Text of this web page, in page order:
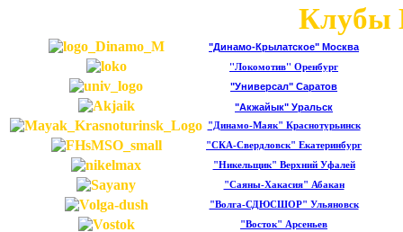
Клубы
"Динамо-Крылатское" Москва
"Локомотив" Оренбург
"Универсал" Саратов
"Акжайык" Уральск
"Динамо-Маяк" Краснотурьинск
"СКА-Свердловск" Екатеринбург
"Никельщик" Верхний Уфалей
"Саяны-Хакасия" Абакан
"Волга-СДЮСШОР" Ульяновск
"Восток" Арсеньев